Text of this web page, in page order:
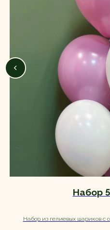
Набор
Набор из гелиевых шариков с